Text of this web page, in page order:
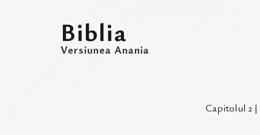
Biblia
Versiunea Anania
Capitolul 2 |